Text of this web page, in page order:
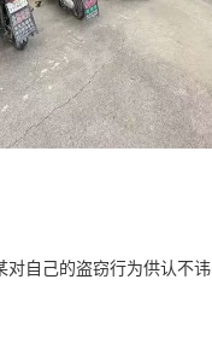
对自己的盗窃行为供认不讳